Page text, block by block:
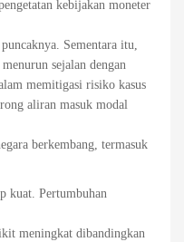
kebijakan moneter
Sementara itu,
sejalan dengan
memitigasi risiko kasus
aliran masuk modal
berkembang, termasuk
kuat. Pertumbuhan
meningkat dibandingkan